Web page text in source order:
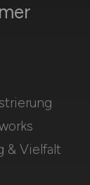
& Vielfalt